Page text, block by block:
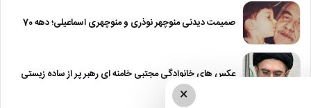
صمیمت دیدنی منوچهر نوذری و منوچهری اسماعیلی؛ دهه 70
عکس های خانوادگی مجتبی خامنه ای رهبر پر از ساده زیستی
×